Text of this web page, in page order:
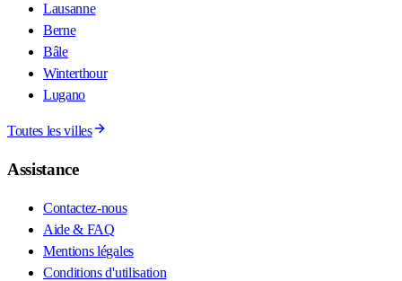
Lausanne
Berne
Bâle
Winterthour
Lugano
Toutes les villes
Assistance
Contactez-nous
Aide & FAQ
Mentions légales
Conditions d'utilisation